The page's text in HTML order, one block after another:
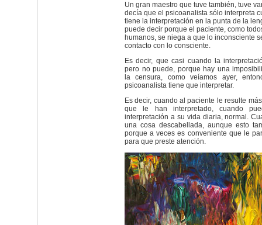
Un gran maestro que tuve también, tuve
decía que el psicoanalista sólo interpreta
tiene la interpretación en la punta de la
puede decir porque el paciente, como
humanos, se niega a que lo inconsciente
contacto con lo consciente.
Es decir, que casi cuando la
pero no puede, porque hay una
la censura, como veíamos ayer,
psicoanalista tiene que interpretar.
Es decir, cuando al paciente le resulte
que le han interpretado, cuando
interpretación a su vida diaria, normal.
una cosa descabellada, aunque esto
porque a veces es conveniente que le
para que preste atención.